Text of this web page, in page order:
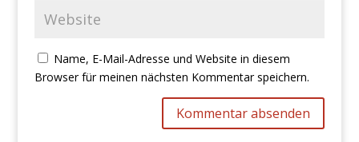
Name, E-Mail-Adresse und Website in diesem
Browser für meinen nächsten Kommentar speichern.